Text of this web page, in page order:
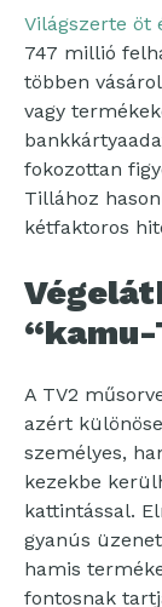
Világszerte öt
747 millió
többen
vagy
fokozottan
Tillához
kétfaktoros
A TV2
azért
személyes,
kezekbe
kattintással.
gyanús
hamis
fontosnak